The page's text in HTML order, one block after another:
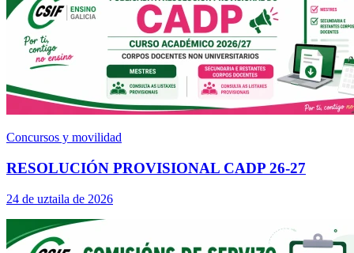
Concursos y movilidad
RESOLUCIÓN PROVISIONAL CADP 26-27
24 de uztaila de 2026